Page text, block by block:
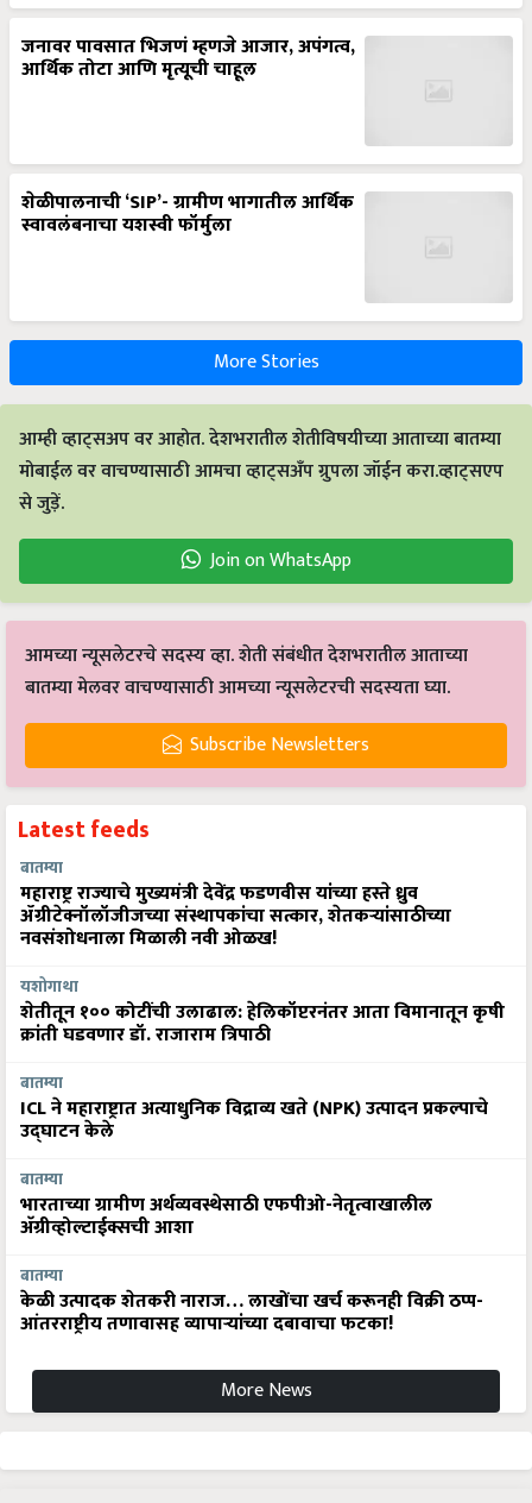
जनावर पावसात भिजणं म्हणजे आजार, अपंगत्व,
आर्थिक तोटा आणि मृत्यूची चाहूल
शेळीपालनाची ‘SIP’- ग्रामीण भागातील आर्थिक
स्वावलंबनाचा यशस्वी फॉर्मुला
More Stories
आम्ही व्हाट्सअप वर आहोत. देशभरातील शेतीविषयीच्या आताच्या बातम्या
मोबाईल वर वाचण्यासाठी आमचा व्हाट्सअँप ग्रुपला जॉईन करा.व्हाट्सएप
से जुड़ें.
Join on WhatsApp
आमच्या न्यूसलेटरचे सदस्य व्हा. शेती संबंधीत देशभरातील आताच्या
बातम्या मेलवर वाचण्यासाठी आमच्या न्यूसलेटरची सदस्यता घ्या.
Subscribe Newsletters
Latest feeds
बातम्या
महाराष्ट्र राज्याचे मुख्यमंत्री देवेंद्र फडणवीस यांच्या हस्ते ध्रुव
ॲग्रीटेक्नॉलॉजीजच्या संस्थापकांचा सत्कार, शेतकऱ्यांसाठीच्या
नवसंशोधनाला मिळाली नवी ओळख!
यशोगाथा
शेतीतून १०० कोटींची उलाढाल: हेलिकॉप्टरनंतर आता विमानातून कृषी
क्रांती घडवणार डॉ. राजाराम त्रिपाठी
बातम्या
ICL ने महाराष्ट्रात अत्याधुनिक विद्राव्य खते (NPK) उत्पादन प्रकल्पाचे
उद्घाटन केले
बातम्या
भारताच्या ग्रामीण अर्थव्यवस्थेसाठी एफपीओ-नेतृत्वाखालील
अ‍ॅग्रीव्होल्टाईक्सची आशा
बातम्या
केळी उत्पादक शेतकरी नाराज… लाखोंचा खर्च करूनही विक्री ठप्प-
आंतरराष्ट्रीय तणावासह व्यापाऱ्यांच्या दबावाचा फटका!
More News